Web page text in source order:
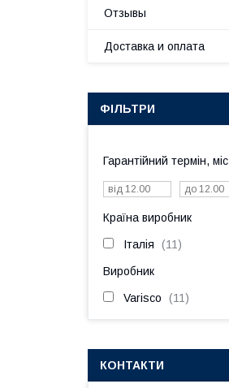
Отзывы
Доставка и оплата
ФІЛЬТРИ
Гарантійний термін, міс
Країна виробник
Італія 11
Виробник
Varisco 11
КОНТАКТИ